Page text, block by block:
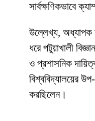
সার্বক্ষণিকভাবে
উল্লেখ্য, অধ্যাপক
ধরে পটুয়াখালী
ও প্রশাসনিক
বিশ্ববিদ্যালয়ের
করছিলেন।